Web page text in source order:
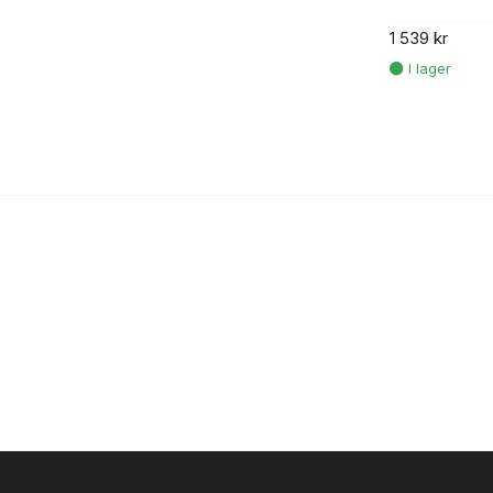
1 539 kr